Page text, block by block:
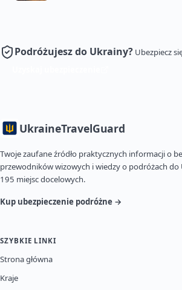
Podróżujesz do Ukrainy? Ubezpiecz
UkraineTravelGuard
Twoje zaufane źródło praktycznych informacji o
przewodników wizowych i wiedzy o podróżach
195 miejsc docelowych.
Kup ubezpieczenie podróżne →
SZYBKIE LINKI
Strona główna
Kraje